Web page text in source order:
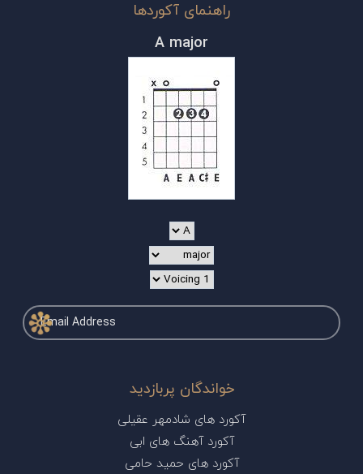
راهنمای آکوردها
A major
خواندگان پربازدید
آکورد های شادمهر عقیلی
آکورد آهنگ های ابی
آکورد های حمید حامی